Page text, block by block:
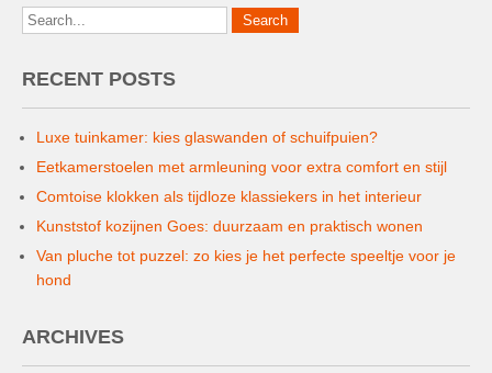
RECENT POSTS
Luxe tuinkamer: kies glaswanden of schuifpuien?
Eetkamerstoelen met armleuning voor extra comfort en stijl
Comtoise klokken als tijdloze klassiekers in het interieur
Kunststof kozijnen Goes: duurzaam en praktisch wonen
Van pluche tot puzzel: zo kies je het perfecte speeltje voor je
hond
ARCHIVES